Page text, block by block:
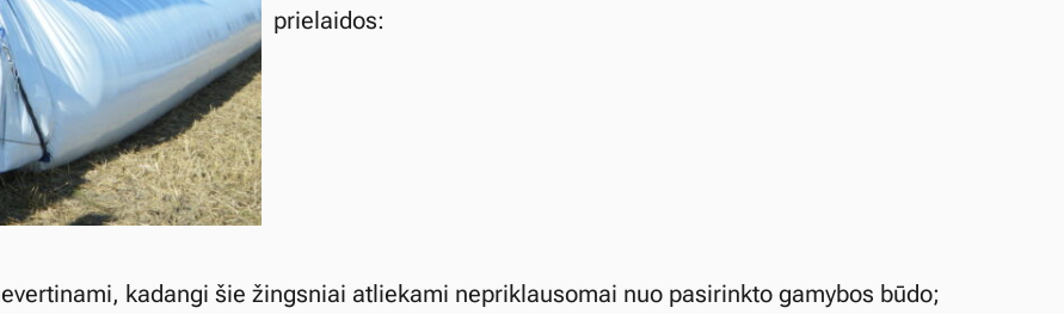
prielaidos:
kadangi šie žingsniai atliekami nepriklausomai nuo pasirinkto gamybos būdo;